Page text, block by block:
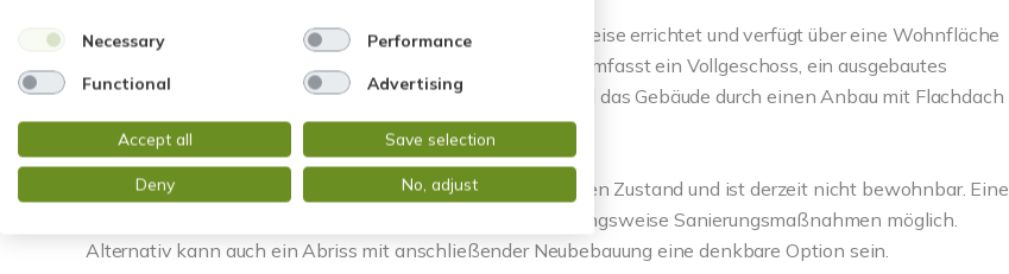
Das freistehende Einfamilienhaus wurde in massiver Bauweise errichtet und verfügt über eine Wohnfläche
von ca. 90 m² verteilt auf 4 Zimmer, 2 Bäder, 2 Küchen. Es umfasst ein Vollgeschoss, ein ausgebautes
Dachgeschoss sowie einen geräumigen Keller. Ergänzt wird das Gebäude durch einen Anbau mit Flachdach
und Kriechkeller.
Das Haus befindet sich in einem stark sanierungsbedürftigen Zustand und ist derzeit nicht bewohnbar. Eine
Nutzung ist nur nach umfassenden Renovierungs- beziehungsweise Sanierungsmaßnahmen möglich.
Alternativ kann auch ein Abriss mit anschließender Neubebauung eine denkbare Option sein.
Necessary Performance
Functional Advertising
Accept all Save selection
Deny No, adjust